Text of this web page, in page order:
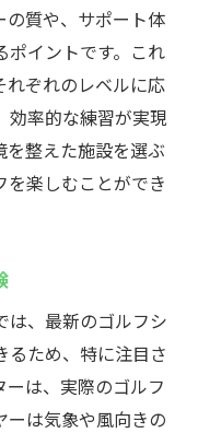
の質や、サポート体
ポイントです。これ
れぞれのレベルに応
効率的な練習が実現
を整えた施設を選ぶ
を楽しむことができ
は、最新のゴルフシ
るため、特に注目さ
は、実際のゴルフ
ーは気象や風向きの